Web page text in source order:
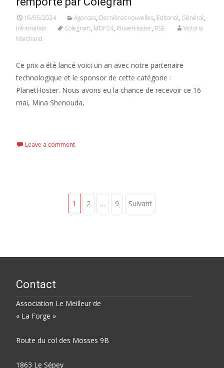
18/05/2024 Agences, Dernières nouvelles, Editorial, Général,
Information
Colegram, MDP24, PlnaetHoster, RSE
Victoria
Marchand
Ce prix a été lancé voici un an avec notre partenaire
technologique et le sponsor de cette catégorie :
PlanetHoster. Nous avons eu la chance de recevoir ce 16
mai, Mina Shenouda,
Leave a comment
Pagination
1 2 … 9 Suivant
Contact
Association Le Meilleur de
« La Forge »
Route du col des Mosses 9B
1863 Le Sépey